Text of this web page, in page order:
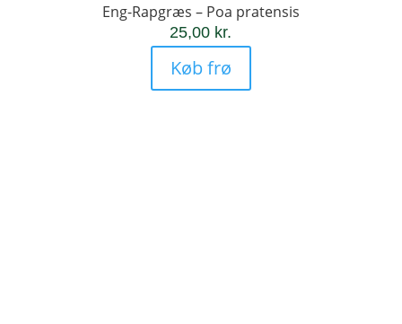
Eng-Rapgræs – Poa pratensis
25,00 kr.
Køb frø